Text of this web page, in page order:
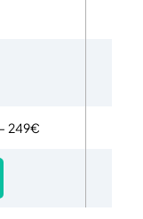
249€